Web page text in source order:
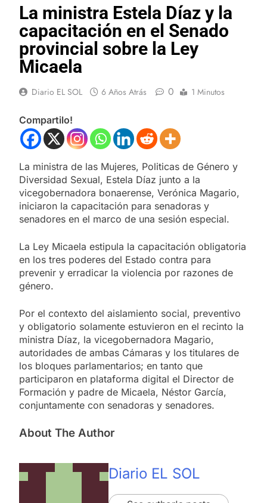
La ministra Estela Díaz y la
capacitación en el Senado
provincial sobre la Ley
Micaela
Diario EL SOL 6 Años Atrás 0 1 Minutos
Compartilo!
La ministra de las Mujeres, Politicas de Género y
Diversidad Sexual, Estela Díaz junto a la
vicegobernadora bonaerense, Verónica Magario,
iniciaron la capacitación para senadoras y
senadores en el marco de una sesión especial.
La Ley Micaela estipula la capacitación obligatoria
en los tres poderes del Estado contra para
prevenir y erradicar la violencia por razones de
género.
Por el contexto del aislamiento social, preventivo
y obligatorio solamente estuvieron en el recinto la
ministra Díaz, la vicegobernadora Magario,
autoridades de ambas Cámaras y los titulares de
los bloques parlamentarios; en tanto que
participaron en plataforma digital el Director de
Formación y padre de Micaela, Néstor García,
conjuntamente con senadoras y senadores.
About The Author
Diario EL SOL